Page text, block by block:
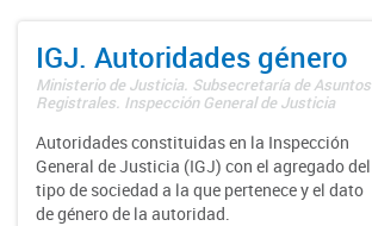
IGJ. Autoridades género
Ministerio de Justicia. Subsecretaría de Asuntos
Registrales. Inspección General de Justicia
Autoridades constituidas en la Inspección
General de Justicia (IGJ) con el agregado del
tipo de sociedad a la que pertenece y el dato
de género de la autoridad.